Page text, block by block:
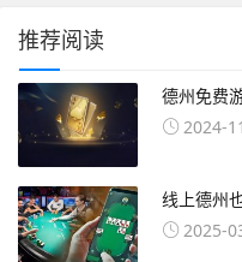
推荐阅读
德州免费
2024-
线上德州
2025-